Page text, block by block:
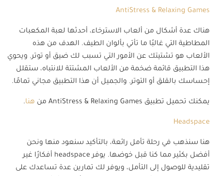
AntiStress & Relaxing Games
هناك عدة أشكال من ألعاب الاسترخاء، أحدثها لعبة المكعبات
المطاطية التي غالبًا ما تأتي بألوان الطيف. الهدف من هذه
الألعاب هو تشتيتك عن الأمور التي تسبب لك ضيق أو توتر. ويحوي
هذا التطبيق قائمة ضخمة من الألعاب المشتتة للانتباه، ستقلل
إحساسك بالقلق أو التوتر. والجميل أن هذا التطبيق مجاني تمامًا.
يمكنك تحميل تطبيق AntiStress & Relaxing Games من هنا.
Headspace
هنا سنذهب في رحلة تأمل رائعة، بالتأكيد سنعود منها ونحن
أفضل بكثير مما كنا قبل خوضها. يوفر headspace أفكارًا غير
تقليدية للوصول إلى التأمل، ويوفر لك تمارين عدة تساعدك على